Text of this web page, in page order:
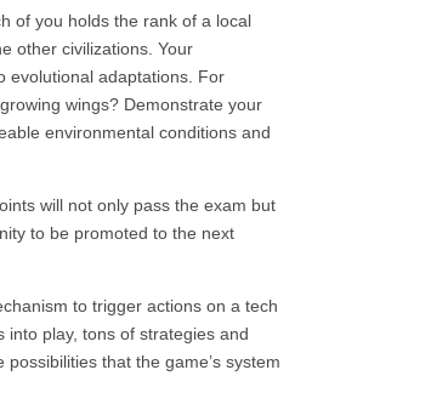
of you holds the rank of a local
other civilizations. Your
evolutional adaptations. For
wings? Demonstrate your
environmental conditions and
will not only pass the exam but
to be promoted to the next
to trigger actions on a tech
play, tons of strategies and
that the game’s system